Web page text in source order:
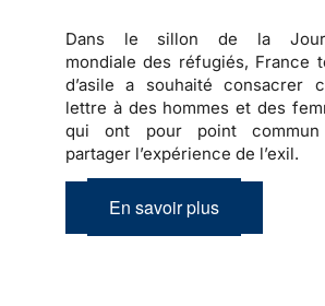
Dans le sillon de la
mondiale des réfugiés, France
d’asile a souhaité consacrer
lettre à des hommes et des
qui ont pour point
partager l’expérience de l’exil.
En savoir plus